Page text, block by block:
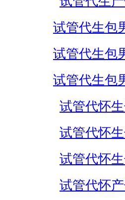
试管代生包
试管代生包
试管代生包
试管代怀
试管代怀
试管代怀
试管代怀